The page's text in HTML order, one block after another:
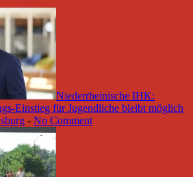
Niederrheinische IHK:
Einstieg für Jugendliche bleibt möglich
- No Comment